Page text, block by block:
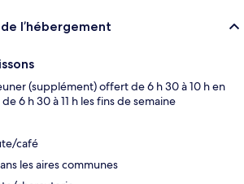
l’hébergement
(supplément) offert de 6 h 30 à 10 h en
6 h 30 à 11 h les fins de semaine
café
les aires communes